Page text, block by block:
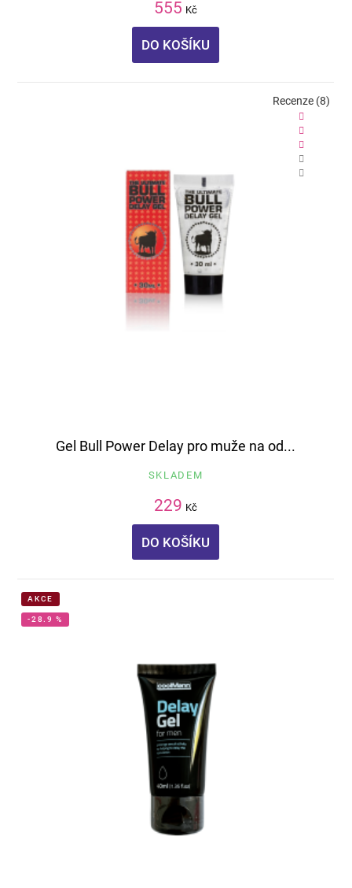
555 Kč
DO KOŠÍKU
Gel Bull Power Delay pro muže na od...
SKLADEM
229 Kč
DO KOŠÍKU
Recenze (8)
AKCE
-28.9 %